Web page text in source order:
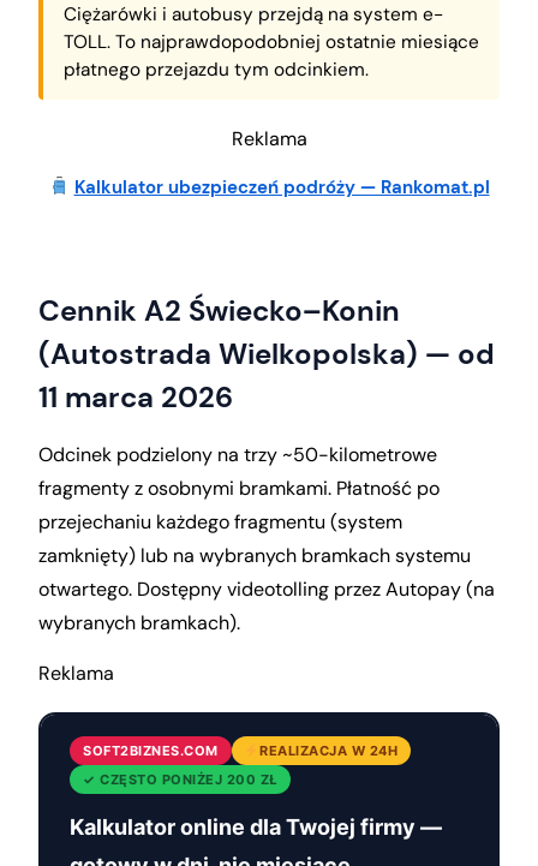
Ciężarówki i autobusy przejdą na system e-
TOLL. To najprawdopodobniej ostatnie miesiące
płatnego przejazdu tym odcinkiem.
Reklama
Kalkulator ubezpieczeń podróży — Rankomat.pl
Cennik A2 Świecko–Konin
(Autostrada Wielkopolska) — od
11 marca 2026
Odcinek podzielony na trzy ~50-kilometrowe
fragmenty z osobnymi bramkami. Płatność po
przejechaniu każdego fragmentu (system
zamknięty) lub na wybranych bramkach systemu
otwartego. Dostępny videotolling przez Autopay (na
wybranych bramkach).
Reklama
SOFT2BIZNES.COM
REALIZACJA W 24H
✓ CZĘSTO PONIŻEJ 200 ZŁ
Kalkulator online dla Twojej firmy —